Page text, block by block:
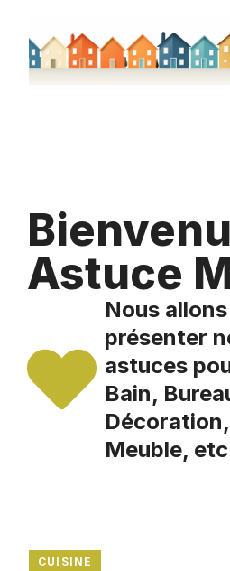
contenu
Astuce
Nous
présenter
astuces
Bain,
Meuble,
CUISINE